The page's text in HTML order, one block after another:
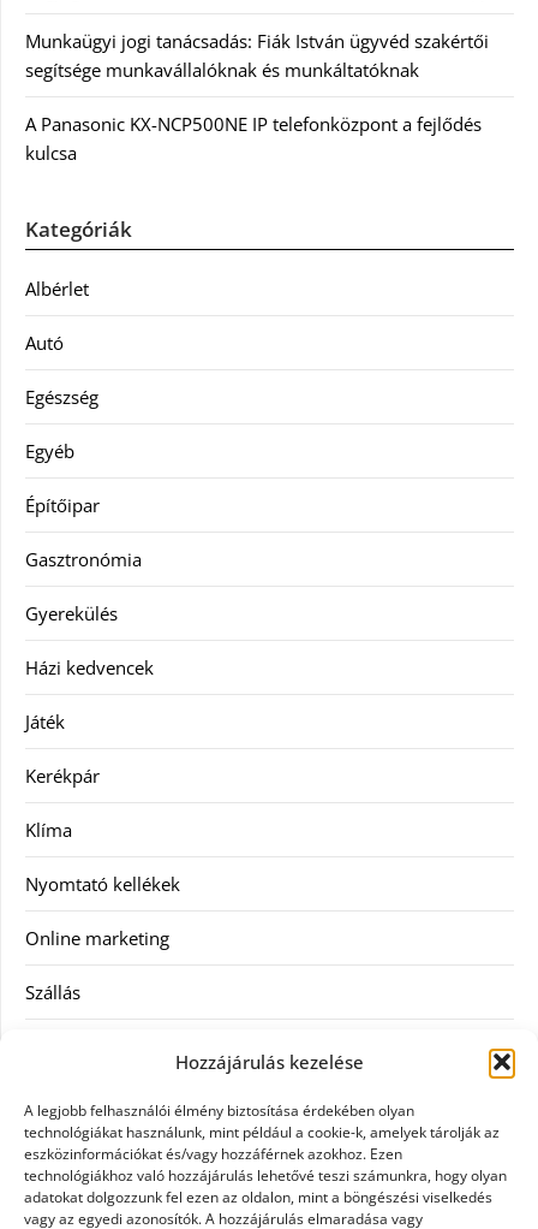
Hozzájárulás kezelése
A legjobb felhasználói élmény biztosítása érdekében olyan
technológiákat használunk, mint például a cookie-k, amelyek tárolják az
eszközinformációkat és/vagy hozzáférnek azokhoz. Ezen
technológiákhoz való hozzájárulás lehetővé teszi számunkra, hogy olyan
adatokat dolgozzunk fel ezen az oldalon, mint a böngészési viselkedés
vagy az egyedi azonosítók. A hozzájárulás elmaradása vagy
Munkaügyi jogi tanácsadás: Fiák István ügyvéd szakértői
segítsége munkavállalóknak és munkáltatóknak
A Panasonic KX-NCP500NE IP telefonközpont a fejlődés
kulcsa
Kategóriák
Albérlet
Autó
Egészség
Egyéb
Építőipar
Gasztronómia
Gyerekülés
Házi kedvencek
Játék
Kerékpár
Klíma
Nyomtató kellékek
Online marketing
Szállás
Szellőztető
Szolgáltatás
Táskák